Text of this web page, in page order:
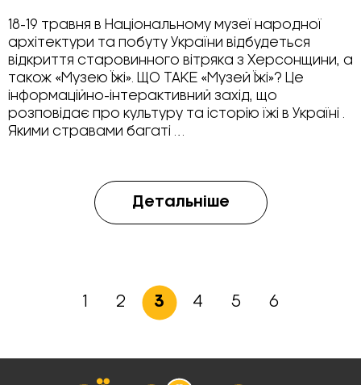
18-19 травня в Національному музеї народної
архітектури та побуту України відбудеться
відкриття старовинного вітряка з Херсонщини, а
також «Музею Їжі». ЩО ТАКЕ «Музей Їжі»? Це
інформаційно-інтерактивний захід, що
розповідає про культуру та історію їжі в Україні .
Якими стравами багаті …
Детальніше
1 2 3 4 5 6